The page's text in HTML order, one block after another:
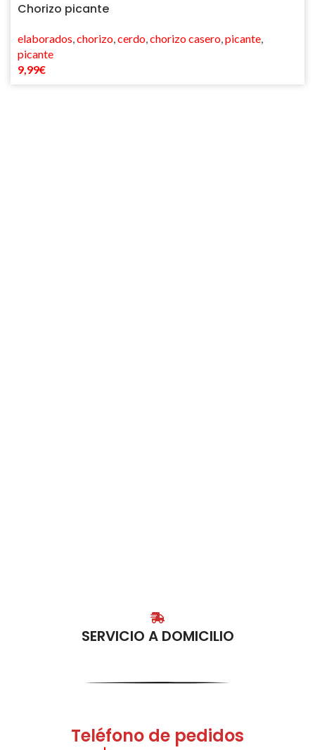
Chorizo picante
elaborados,chorizo,cerdo,chorizo casero,picante,
picante
9,99€
SERVICIO A DOMICILIO
Teléfono de pedidos